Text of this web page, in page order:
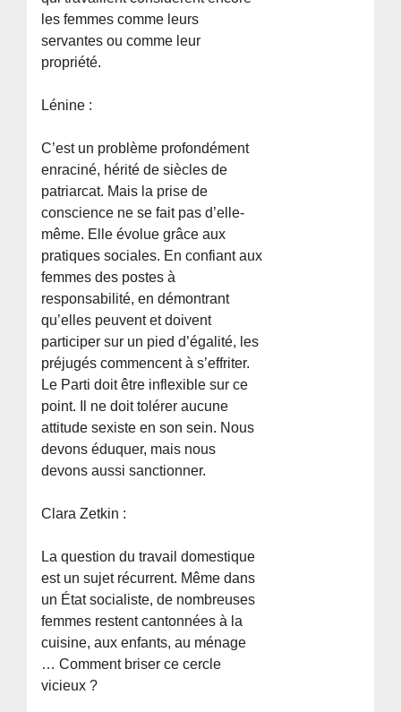
les femmes comme leurs
servantes ou comme leur
propriété.
Lénine :
C’est un problème profondément
enraciné, hérité de siècles de
patriarcat. Mais la prise de
conscience ne se fait pas d’elle-
même. Elle évolue grâce aux
pratiques sociales. En confiant aux
femmes des postes à
responsabilité, en démontrant
qu’elles peuvent et doivent
participer sur un pied d’égalité, les
préjugés commencent à s’effriter.
Le Parti doit être inflexible sur ce
point. Il ne doit tolérer aucune
attitude sexiste en son sein. Nous
devons éduquer, mais nous
devons aussi sanctionner.
Clara Zetkin :
La question du travail domestique
est un sujet récurrent. Même dans
un État socialiste, de nombreuses
femmes restent cantonnées à la
cuisine, aux enfants, au ménage
… Comment briser ce cercle
vicieux ?